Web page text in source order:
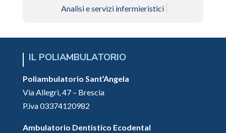
Analisi e servizi infermieristici
IL POLIAMBULATORIO
Poliambulatorio Sant’Angela
Via Allegri, 47 – Brescia
P.iva 03374120982
Ambulatorio Dentistico Ecodental